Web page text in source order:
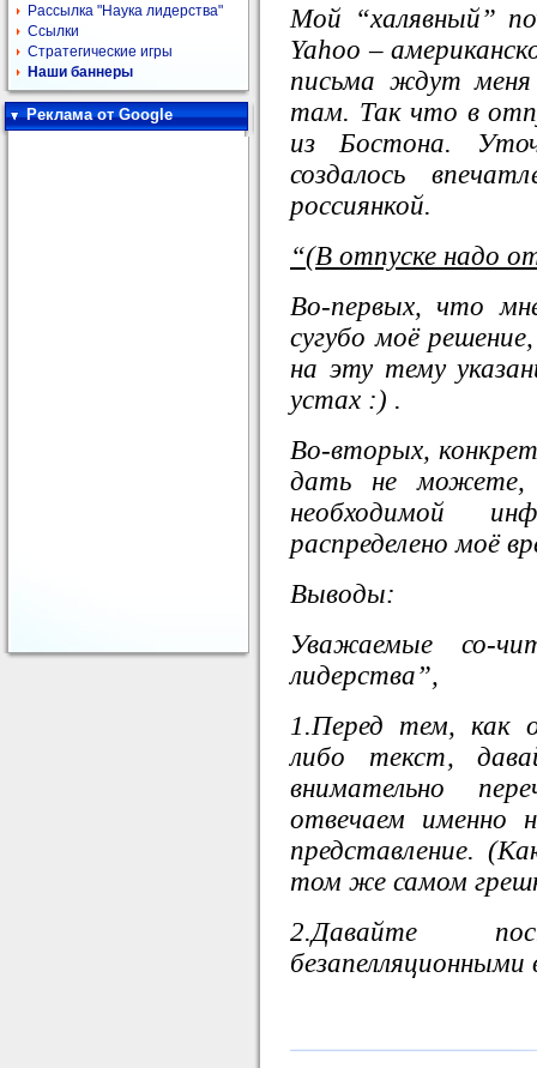
Рассылка "Наука лидерства"
Ссылки
Стратегические игры
Наши баннеры
Реклама от Google
Мой “халявный”
Yahoo –
письма ждут
там. Так что в
из Бостона.
создалось
россиянкой.
“(В отпуске надо
Во-первых, что
сугубо моё
на эту тему
устах :) .
Во-вторых,
дать не можете,
необходимой
распределено моё
Выводы:
Уважаемые со-
лидерства”,
1.Перед тем, как
либо текст,
внимательно
отвечаем именно
представление.
том же самом
2.Давайте
безапелляционными